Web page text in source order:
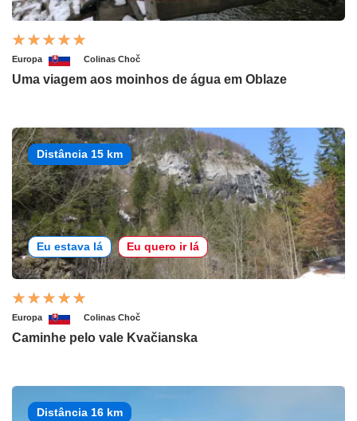
Europa Colinas Choč
Uma viagem aos moinhos de água em Oblaze
Distância 15 km
Eu estava lá Eu quero ir lá
Europa Colinas Choč
Caminhe pelo vale Kvačianska
Distância 16 km